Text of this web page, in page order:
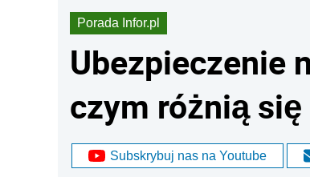
Porada Infor.pl
Ubezpieczenie
czym różnią
Subskrybuj nas na Youtube